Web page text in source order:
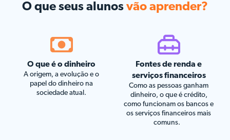
O que seus alunos vão aprender?
O que é o dinheiro
A origem, a evolução e o
papel do dinheiro na
sociedade atual.
Fontes de renda e
serviços financeiros
Como as pessoas ganham
dinheiro, o que é crédito,
como funcionam os bancos e
os serviços financeiros mais
comuns.